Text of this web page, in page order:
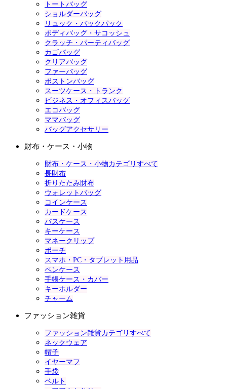
トートバッグ
ショルダーバッグ
リュック・バックパック
ボディバッグ・サコッシュ
クラッチ・パーティバッグ
カゴバッグ
クリアバッグ
ファーバッグ
ボストンバッグ
スーツケース・トランク
ビジネス・オフィスバッグ
エコバッグ
ママバッグ
バッグアクセサリー
財布・ケース・小物
財布・ケース・小物カテゴリすべて
長財布
折りたたみ財布
ウォレットバッグ
コインケース
カードケース
パスケース
キーケース
マネークリップ
ポーチ
スマホ・PC・タブレット用品
ペンケース
手帳ケース・カバー
キーホルダー
チャーム
ファッション雑貨
ファッション雑貨カテゴリすべて
ネックウェア
帽子
イヤーマフ
手袋
ベルト